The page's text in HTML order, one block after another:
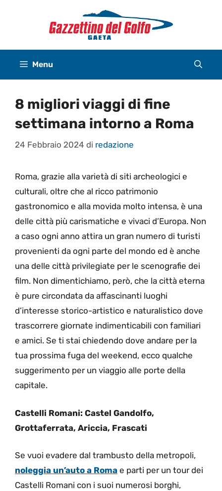
Menu
8 migliori viaggi di fine
settimana intorno a Roma
24 Febbraio 2024 di redazione
Roma, grazie alla varietà di siti archeologici e
culturali, oltre che al ricco patrimonio
gastronomico e alla movida molto intensa, è una
delle città più carismatiche e vivaci d’Europa. Non
a caso ogni anno attira un gran numero di turisti
provenienti da ogni parte del mondo ed è anche
una delle città privilegiate per le scenografie dei
film. Non dimentichiamo, però, che la città eterna
è pure circondata da affascinanti luoghi
d’interesse storico-artistico e naturalistico dove
trascorrere giornate indimenticabili con familiari
e amici. Se ti stai chiedendo dove andare per la
tua prossima fuga del weekend, ecco qualche
suggerimento per un viaggio alle porte della
capitale.
Castelli Romani: Castel Gandolfo,
Grottaferrata, Ariccia, Frascati
Se vuoi evadere dal trambusto della metropoli,
noleggia un’auto a Roma e parti per un tour dei
Castelli Romani con i suoi numerosi borghi,